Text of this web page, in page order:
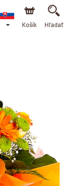
Košík Hľadať